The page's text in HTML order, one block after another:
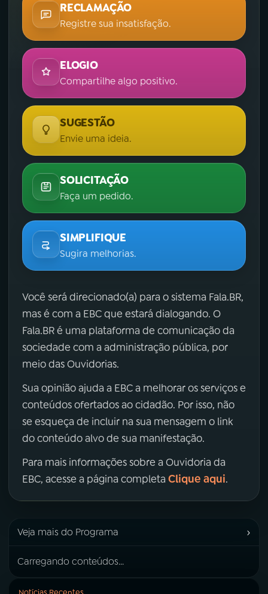
RECLAMAÇÃO
Registre sua insatisfação.
ELOGIO
Compartilhe algo positivo.
SUGESTÃO
Envie uma ideia.
SOLICITAÇÃO
Faça um pedido.
SIMPLIFIQUE
Sugira melhorias.
Você será direcionado(a) para o sistema Fala.BR,
mas é com a EBC que estará dialogando. O
Fala.BR é uma plataforma de comunicação da
sociedade com a administração pública, por
meio das Ouvidorias.
Sua opinião ajuda a EBC a melhorar os serviços e
conteúdos ofertados ao cidadão. Por isso, não
se esqueça de incluir na sua mensagem o link
do conteúdo alvo de sua manifestação.
Para mais informações sobre a Ouvidoria da
EBC, acesse a página completa Clique aqui.
Veja mais do Programa ›
Carregando conteúdos...